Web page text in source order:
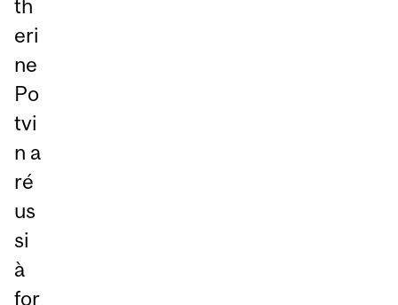
th
eri
ne
Po
tvi
n a
ré
us
si
à
for